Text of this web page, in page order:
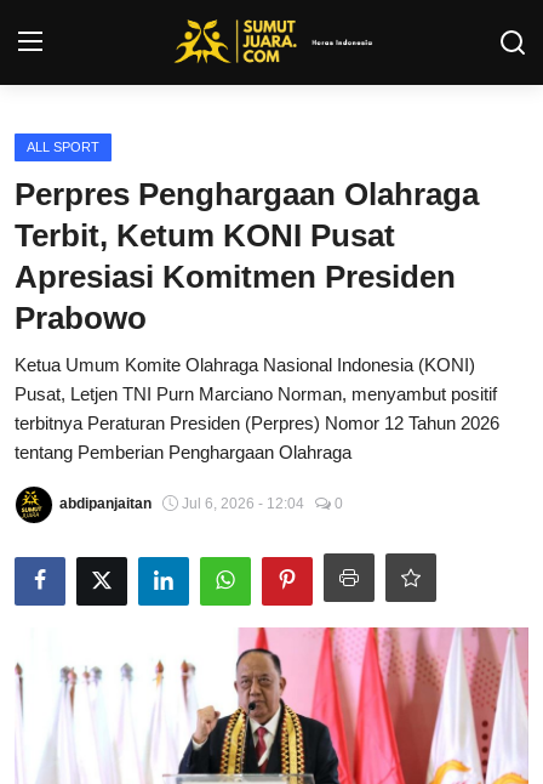
Login
Kontak
Tentang Kami
Privacy Policy
INFO SUMUT
SEPAKBOLA
ALL SPORT
Pedoman Media Siber
SOSOK
HIBURAN
ALL SPORT
Perpres Penghargaan Olahraga
Terbit, Ketum KONI Pusat
Apresiasi Komitmen Presiden
Prabowo
Ketua Umum Komite Olahraga Nasional Indonesia (KONI)
Pusat, Letjen TNI Purn Marciano Norman, menyambut positif
terbitnya Peraturan Presiden (Perpres) Nomor 12 Tahun 2026
tentang Pemberian Penghargaan Olahraga
abdipanjaitan Jul 6, 2026 - 12:04 0